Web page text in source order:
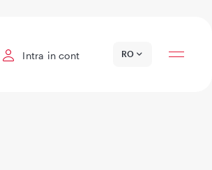
Intra in cont RO Locatii